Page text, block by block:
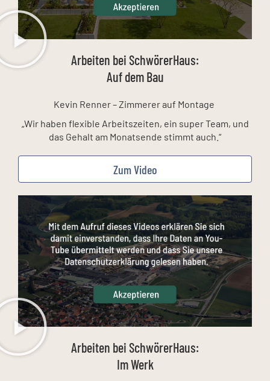
Arbeiten bei SchwörerHaus:
Auf dem Bau
Kevin Renner – Zimmerer auf Montage
„Wir haben flexible Arbeitszeiten, ein super Team, und
das Gehalt am Monatsende stimmt auch.“
Zum Video
Arbeiten bei SchwörerHaus:
Im Werk